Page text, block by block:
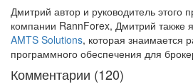
Дмитрий автор и руководитель этого
компании RannForex, Дмитрий также
AMTS Solutions, которая знаимается
программного обеспечения для
Комментарии (120)